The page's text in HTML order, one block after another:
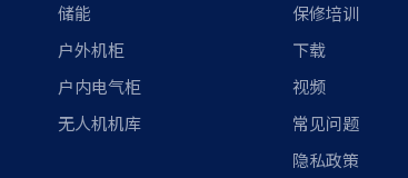
储能
户外机柜
户内电气柜
无人机机库
保修培训
下载
视频
常见问题
隐私政策